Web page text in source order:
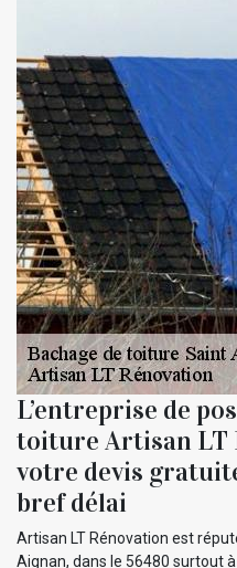
L’entreprise de
toiture Artisan LT
votre devis
bref délai
Artisan LT Rénovation est
Aignan, dans le 56480 surtout